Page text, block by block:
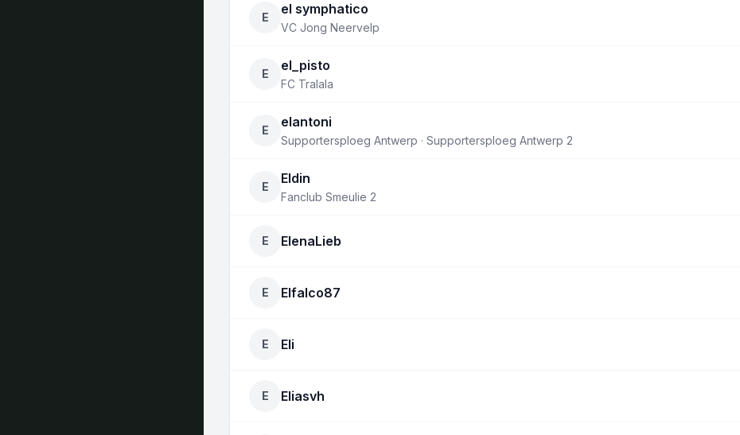
E
el symphatico
VC Jong Neervelp
E
el_pisto
FC Tralala
E
elantoni
Supportersploeg Antwerp · Supportersploeg Antwerp 2
E
Eldin
Fanclub Smeulie 2
E ElenaLieb
E Elfalco87
E Eli
E Eliasvh